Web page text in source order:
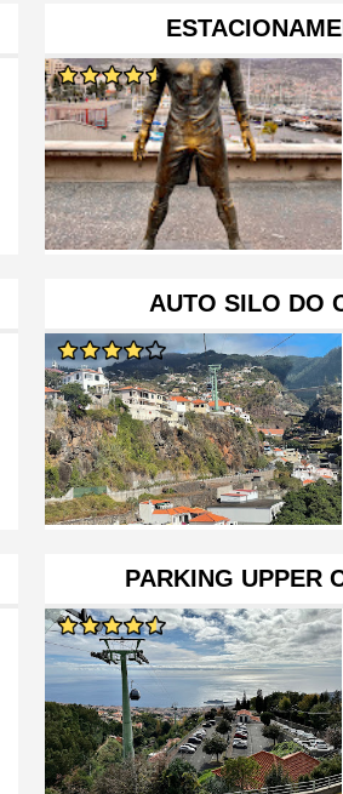
AUTO SILO DO
PARKING UPPER